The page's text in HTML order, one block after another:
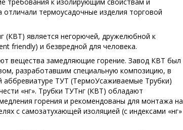
отличали термоусадочные изделия торговой
(КВТ) является негорючей, дружелюбной к
friendly) и безвредной для человека.
вещества замедляющие горение. Завод КВТ был
разработавшим специальную композицию, в
аббревиатуре ТУТ (ТермоУсаживаемые Трубки)
«нг». Трубки ТУТнг (КВТ) обладают
горения и рекомендованы для монтажа на
с самозатухающей изоляцией (с индексами «нг»